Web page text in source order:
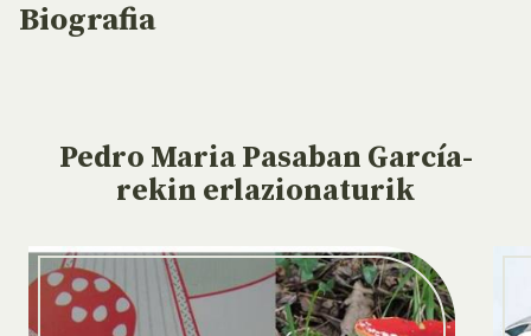
Biografia
Pedro Maria Pasaban García-
rekin erlazionaturik